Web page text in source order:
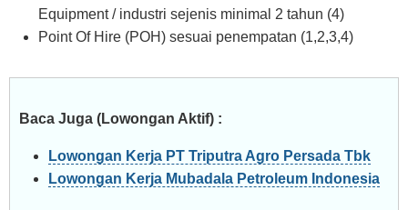
Equipment / industri sejenis minimal 2 tahun (4)
Point Of Hire (POH) sesuai penempatan (1,2,3,4)
Baca Juga (Lowongan Aktif) :
Lowongan Kerja PT Triputra Agro Persada Tbk
Lowongan Kerja Mubadala Petroleum Indonesia